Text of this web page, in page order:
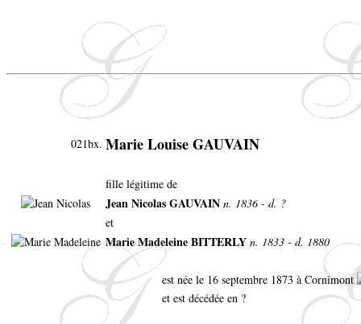
021bx. Marie Louise GAUVAIN
fille légitime de
Jean Nicolas GAUVAIN n. 1836 - d. ?
et
Marie Madeleine BITTERLY n. 1833 - d. 1880
est née le 16 septembre 1873 à Cornimont
et est décédée en ?